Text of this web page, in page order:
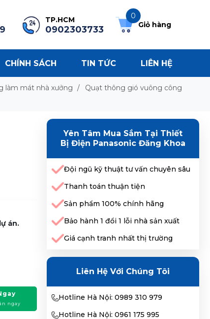
TP.HCM
0902303733
0
Giỏ hàng
CHÍNH SÁCH TIN TỨC LIÊN HỆ
làm mát nhà xưởng /
Quạt thông gió vuông công
án.
ngay
Yên Tâm Mua Sắm Tại Thiết
Bị Điện Panasonic Đăng Khoa
Đội ngũ kỹ thuật tư vấn chuyên sâu
Thanh toán thuận tiện
Sản phẩm 100% chính hãng
Bảo hành 1 đổi 1 lỗi nhà sản xuất
Giá cạnh tranh nhất thị trường
Liên Hệ Với Chúng Tôi
Hotline Hà Nội: 0989 310 979
Hotline Hà Nội: 0961 175 995